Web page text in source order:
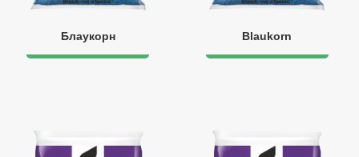
Блаукорн Blaukorn